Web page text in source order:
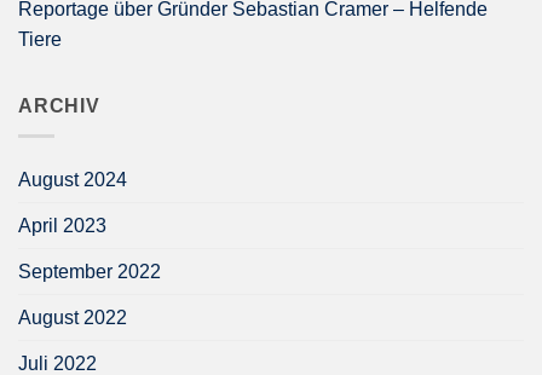
Reportage über Gründer Sebastian Cramer – Helfende
Tiere
ARCHIV
August 2024
April 2023
September 2022
August 2022
Juli 2022